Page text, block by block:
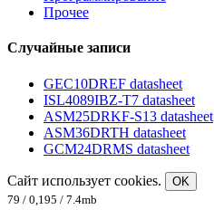
Прочее
Случайные записи
GEC10DREF datasheet
ISL4089IBZ-T7 datasheet
ASM25DRKF-S13 datasheet
ASM36DRTH datasheet
GCM24DRMS datasheet
Сайт использует cookies.
OK
79 / 0,195 / 7.4mb